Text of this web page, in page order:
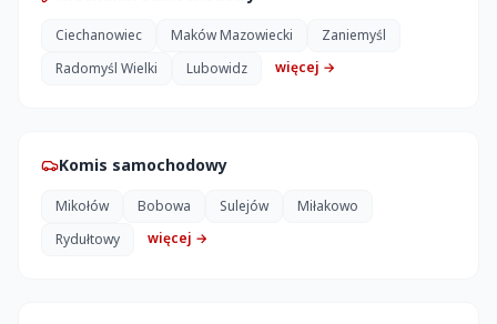
Ciechanowiec Maków Mazowiecki
Zaniemyśl
Radomyśl Wielki
Lubowidz więcej →
Komis samochodowy
Mikołów Bobowa Sulejów
Miłakowo
Rydułtowy
więcej →